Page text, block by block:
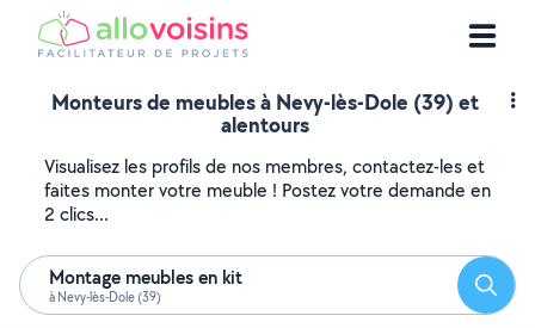
Monteurs de meubles à Nevy-lès-Dole (39) et
alentours
Visualisez les profils de nos membres, contactez-les et
faites monter votre meuble ! Postez votre demande en
2 clics...
Montage meubles en kit
à Nevy-lès-Dole (39)